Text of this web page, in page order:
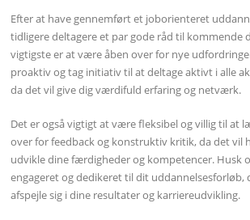
Efter at have gennemført et joborienteret
tidligere deltagere et par gode råd til kommende
vigtigste er at være åben over for nye
proaktiv og tag initiativ til at deltage aktivt i alle
da det vil give dig værdifuld erfaring og netværk.
Det er også vigtigt at være fleksibel og villig til at
over for feedback og konstruktiv kritik, da det vil
udvikle dine færdigheder og kompetencer. Husk
engageret og dedikeret til dit uddannelsesforløb,
afspejle sig i dine resultater og karriereudvikling.